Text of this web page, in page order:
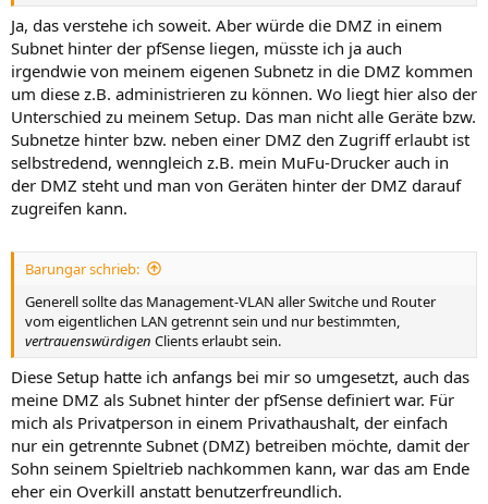
Ja, das verstehe ich soweit. Aber würde die DMZ in einem
Subnet hinter der pfSense liegen, müsste ich ja auch
irgendwie von meinem eigenen Subnetz in die DMZ kommen
um diese z.B. administrieren zu können. Wo liegt hier also der
Unterschied zu meinem Setup. Das man nicht alle Geräte bzw.
Subnetze hinter bzw. neben einer DMZ den Zugriff erlaubt ist
selbstredend, wenngleich z.B. mein MuFu-Drucker auch in
der DMZ steht und man von Geräten hinter der DMZ darauf
zugreifen kann.
Barungar schrieb:
Generell sollte das Management-VLAN aller Switche und Router
vom eigentlichen LAN getrennt sein und nur bestimmten,
vertrauenswürdigen Clients erlaubt sein.
Diese Setup hatte ich anfangs bei mir so umgesetzt, auch das
meine DMZ als Subnet hinter der pfSense definiert war. Für
mich als Privatperson in einem Privathaushalt, der einfach
nur ein getrennte Subnet (DMZ) betreiben möchte, damit der
Sohn seinem Spieltrieb nachkommen kann, war das am Ende
eher ein Overkill anstatt benutzerfreundlich.